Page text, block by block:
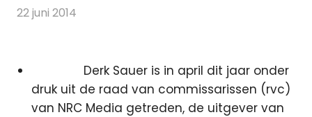
22 juni 2014
Derk Sauer is in april dit jaar onder
druk uit de raad van commissarissen (rvc)
van NRC Media getreden, de uitgever van